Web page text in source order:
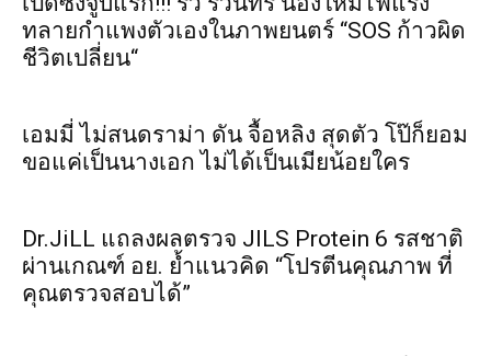
ทลายกำแพงตัวเองในภาพยนตร์ “SOS ก้าวผิด
ชีวิตเปลี่ยน“
เอมมี่ ไม่สนดราม่า ดัน จื้อหลิง สุดตัว โป๊ก็ยอม
ขอแค่เป็นนางเอก ไม่ได้เป็นเมียน้อยใคร
Dr.JiLL แถลงผลตรวจ JILS Protein 6 รสชาติ
ผ่านเกณฑ์ อย. ย้ำแนวคิด “โปรตีนคุณภาพ ที่
คุณตรวจสอบได้”